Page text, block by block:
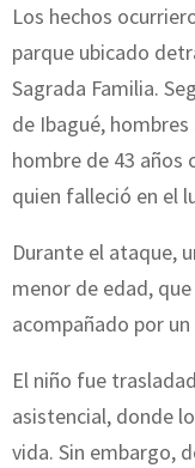
Los hechos
parque ubicado
Sagrada Familia.
de Ibagué,
hombre de 43 años
quien falleció en el
Durante el ataque,
menor de edad,
acompañado por
El niño fue
asistencial, donde
vida. Sin embargo,